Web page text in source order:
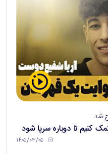
شد
کنیم تا دوباره سرپا شود
۱۴۰۵/۰۳/۰۵